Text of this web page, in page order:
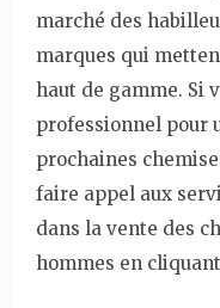
marché des
marques qui
haut de gamme. Si
professionnel pour
prochaines
faire appel aux
dans la vente des
hommes en